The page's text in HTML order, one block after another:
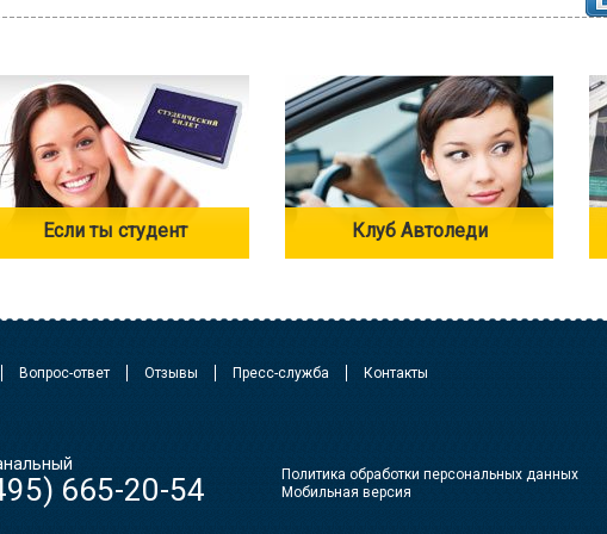
Если ты студент Клуб Автоледи
Вопрос-ответ Отзывы Пресс-служба Контакты
665-20-54
Политика обработки персональных данных
Мобильная версия